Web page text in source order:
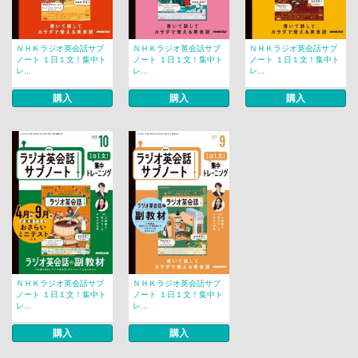
ＮＨＫラジオ英会話サブ
ノート １日１文！集中ト
レ...
購入
ＮＨＫラジオ英会話サブ
ノート １日１文！集中ト
レ...
購入
ＮＨＫラジオ英会話サブ
ノート １日１文！集中ト
レ...
購入
ＮＨＫラジオ英会話サブ
ノート １日１文！集中ト
レ...
購入
ＮＨＫラジオ英会話サブ
ノート １日１文！集中ト
レ...
購入